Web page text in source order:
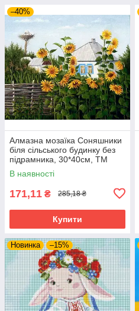
–40%
Алмазна мозаїка Соняшники
біля сільського будинку без
підрамника, 30*40см, ТМ
Dreamtoys (S30064)
В наявності
171,11 ₴ 285,18 ₴
Купити
Новинка –15%